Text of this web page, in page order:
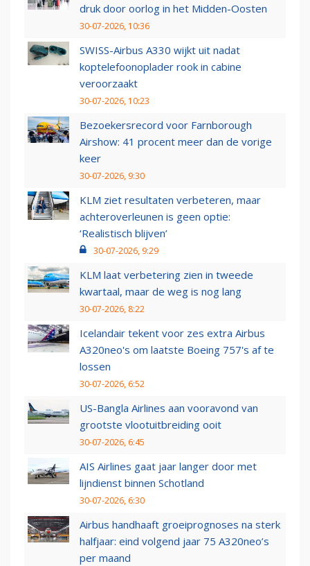
druk door oorlog in het Midden-Oosten
30-07-2026, 10:36
SWISS-Airbus A330 wijkt uit nadat
koptelefoonoplader rook in cabine
veroorzaakt
30-07-2026, 10:23
Bezoekersrecord voor Farnborough
Airshow: 41 procent meer dan de vorige
keer
30-07-2026, 9:30
KLM ziet resultaten verbeteren, maar
achteroverleunen is geen optie:
‘Realistisch blijven’
30-07-2026, 9:29
KLM laat verbetering zien in tweede
kwartaal, maar de weg is nog lang
30-07-2026, 8:22
Icelandair tekent voor zes extra Airbus
A320neo's om laatste Boeing 757's af te
lossen
30-07-2026, 6:52
US-Bangla Airlines aan vooravond van
grootste vlootuitbreiding ooit
30-07-2026, 6:45
AIS Airlines gaat jaar langer door met
lijndienst binnen Schotland
30-07-2026, 6:30
Airbus handhaaft groeiprognoses na sterk
halfjaar: eind volgend jaar 75 A320neo’s
per maand